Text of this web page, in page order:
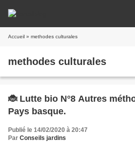
Accueil » methodes culturales
methodes culturales
🐞 Lutte bio N°8 Autres
Pays basque.
Publié le 14/02/2020 à 20:47
Par Conseils jardins